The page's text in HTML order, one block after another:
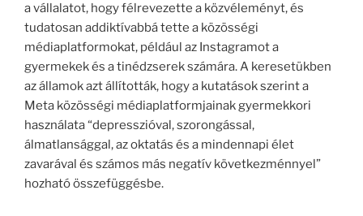
a vállalatot, hogy félrevezette a közvéleményt, és
tudatosan addiktívabbá tette a közösségi
médiaplatformokat, például az Instagramot a
gyermekek és a tinédzserek számára. A keresetükben
az államok azt állították, hogy a kutatások szerint a
Meta közösségi médiaplatformjainak gyermekkori
használata “depresszióval, szorongással,
álmatlansággal, az oktatás és a mindennapi élet
zavarával és számos más negatív következménnyel”
hozható összefüggésbe.